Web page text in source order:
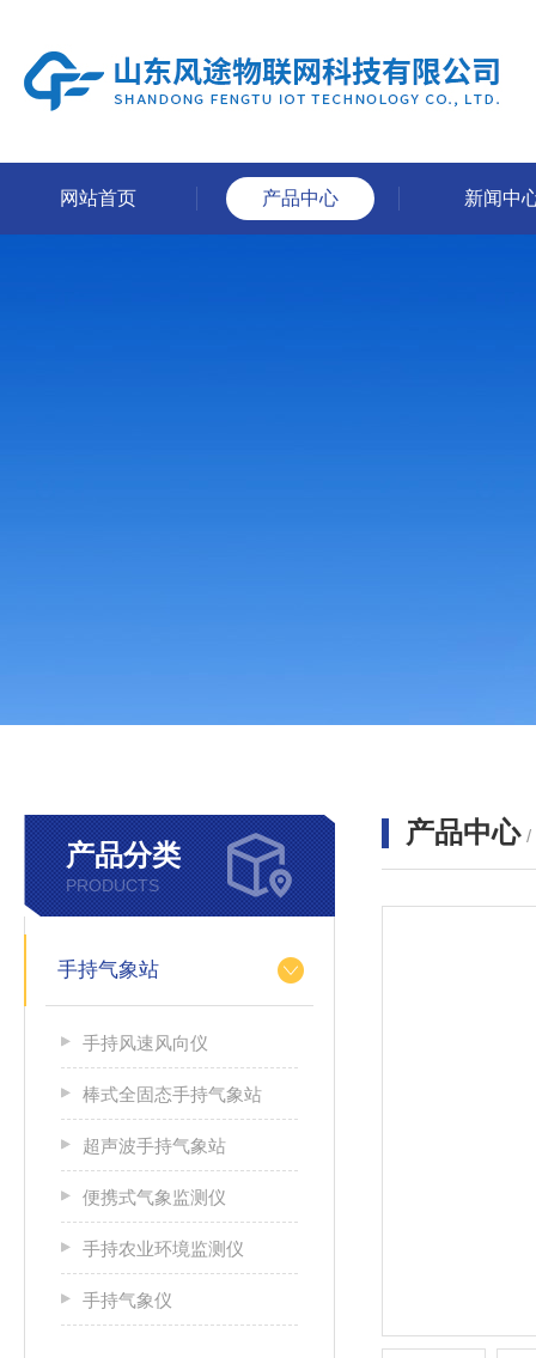
网站首页 产品中心 新闻中
产品分类
PRODUCTS
手持气象站
手持风速风向仪
棒式全固态手持气象站
超声波手持气象站
便携式气象监测仪
手持农业环境监测仪
手持气象仪
产品中心 /